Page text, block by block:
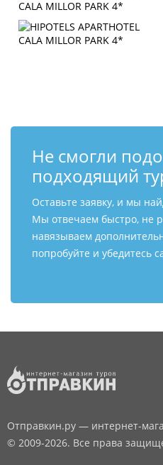
Не смогли
подходящий
Оставьте заявку, и мы
Мы отвечаем быстро, не
навязываем
попробуйте и убедитесь
Отправкин.ру — интернет-
© 2009-2026. Все права